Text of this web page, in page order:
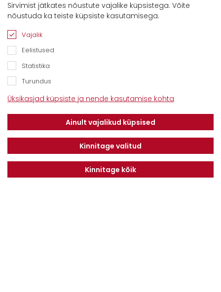
Kontaktid
Savimäe 7, Vahi 60534, Tartu vald
Tel. 6612800
E-mail:
Klientidele
Meist
Kontaktid
Teenindus
Finantseerimine
Privaatsuseeskiri
Liitu uudiskirjaga
Sirvimist jätkates nõustute vajalike küpsistega. Võite
nõustuda ka teiste küpsiste kasutamisega.
Vajalik
Eelistused
Statistika
Turundus
Üksikasjad küpsiste ja nende kasutamise kohta
Ainult vajalikud küpsised
Kinnitage valitud
Kinnitage kõik